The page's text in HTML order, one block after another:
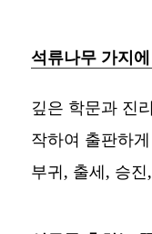
석류나무 가지
깊은 학문과 진
작하여 출판하
부귀, 출세, 승